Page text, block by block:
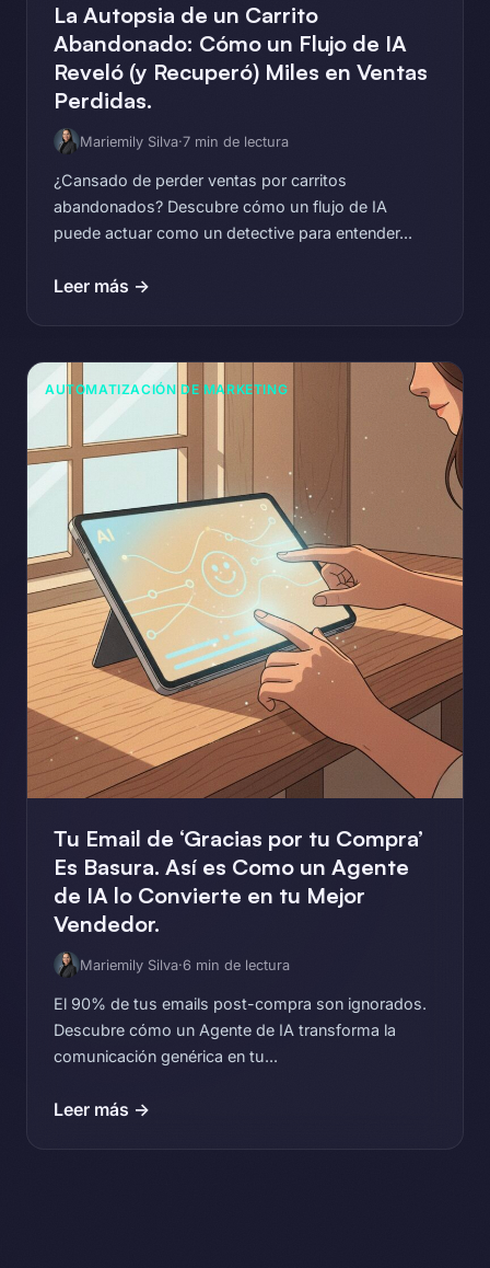
La Autopsia de un Carrito
Abandonado: Cómo un Flujo de IA
Reveló (y Recuperó) Miles en Ventas
Perdidas.
Mariemily Silva·7 min de lectura
¿Cansado de perder ventas por carritos
abandonados? Descubre cómo un flujo de IA
puede actuar como un detective para entender...
Leer más →
AUTOMATIZACIÓN DE MARKETING
Tu Email de ‘Gracias por tu Compra’
Es Basura. Así es Como un Agente
de IA lo Convierte en tu Mejor
Vendedor.
Mariemily Silva·6 min de lectura
El 90% de tus emails post-compra son ignorados.
Descubre cómo un Agente de IA transforma la
comunicación genérica en tu...
Leer más →